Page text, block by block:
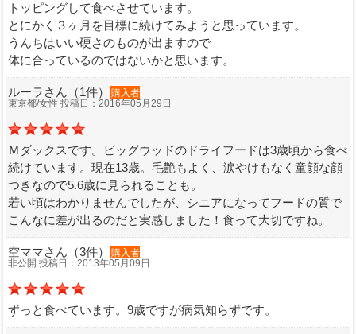
トッピングして食べさせています。
とにかく３ヶ月を目標に続けてみようと思っています。
うんちはいい硬さのものが出ますので
体に合っているのではないかと思います。
ルーラさん（1件）
購入者
東京都/女性 投稿日：2016年05月29日
Ｍダックスです。ビッグウッドのドライフードは3歳頃から食べ
続けています。現在13歳。毛艶もよく、涙やけもなく童顔な顔
つきなので5.6歳に見られることも。
若い頃はわかりませんでしたが、シニアになってフードの質で
こんなに差が出るのだと実感しました！食って大切ですね。
空ママさん（3件）
購入者
非公開 投稿日：2013年05月09日
ずっと食べています。9歳ですが病気知らずです。